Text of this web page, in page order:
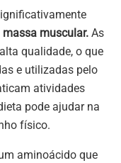
muscular. As
qualidade, o que
e utilizadas pelo
atividades
pode ajudar na
físico.
aminoácido que